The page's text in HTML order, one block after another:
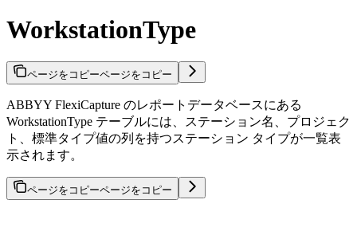
WorkstationType
ページをコピーページをコピー
ABBYY FlexiCapture のレポートデータベースにある
WorkstationType テーブルには、ステーション名、プロジェク
ト、標準タイプ値の列を持つステーション タイプが一覧表
示されます。
ページをコピーページをコピー